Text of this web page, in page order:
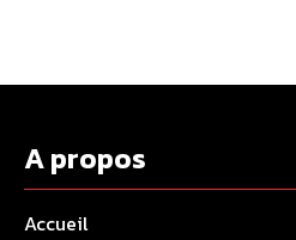
A propos
Accueil